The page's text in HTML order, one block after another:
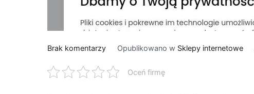
Brak komentarzydo
elementy
Opublikowano w Sklepy internetowe
Oceń firmę